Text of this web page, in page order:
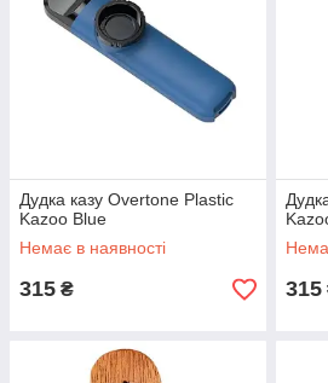
Дудка казу Overtone Plastic
Kazoo Blue
Немає в наявності
315 ₴ 315